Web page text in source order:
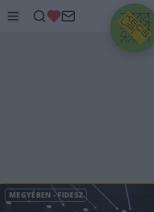
HIRDETÉS
MEGYÉBEN -FIDESZ